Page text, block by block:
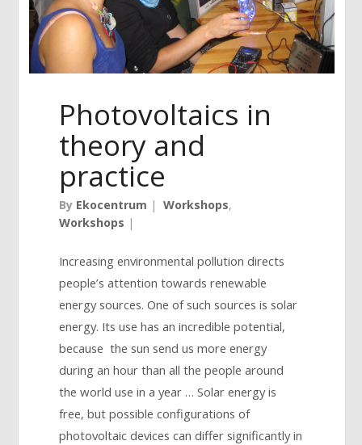
Photovoltaics in
theory and
practice
By Ekocentrum |Workshops,
Workshops |
Increasing environmental pollution directs
people’s attention towards renewable
energy sources. One of such sources is solar
energy. Its use has an incredible potential,
because the sun send us more energy
during an hour than all the people around
the world use in a year … Solar energy is
free, but possible configurations of
photovoltaic devices can differ significantly in